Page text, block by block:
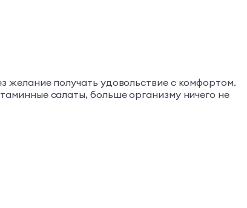
желание получать удовольствие с комфортом.
салаты, больше организму ничего не